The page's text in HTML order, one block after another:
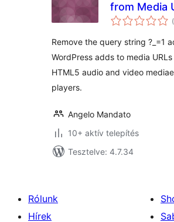
from Media
_=1
Remove the query string ?_=1
WordPress adds to media URLs
HTML5 audio and video
players.
Angelo Mandato
10+ aktív telepítés
Tesztelve: 4.7.34
Rólunk
Hírek